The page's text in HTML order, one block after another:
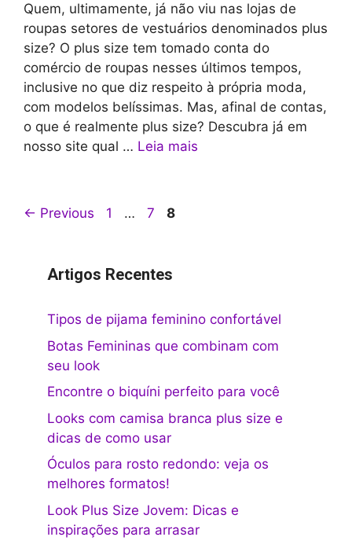
Quem, ultimamente, já não viu nas lojas de
roupas setores de vestuários denominados plus
size? O plus size tem tomado conta do
comércio de roupas nesses últimos tempos,
inclusive no que diz respeito à própria moda,
com modelos belíssimas. Mas, afinal de contas,
o que é realmente plus size? Descubra já em
nosso site qual … Leia mais
← Previous Page
1 … Page
7 Page
8
Artigos Recentes
Tipos de pijama feminino confortável
Botas Femininas que combinam com
seu look
Encontre o biquíni perfeito para você
Looks com camisa branca plus size e
dicas de como usar
Óculos para rosto redondo: veja os
melhores formatos!
Look Plus Size Jovem: Dicas e
inspirações para arrasar